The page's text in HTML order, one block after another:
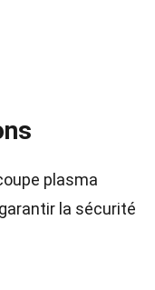
plasma
la sécurité